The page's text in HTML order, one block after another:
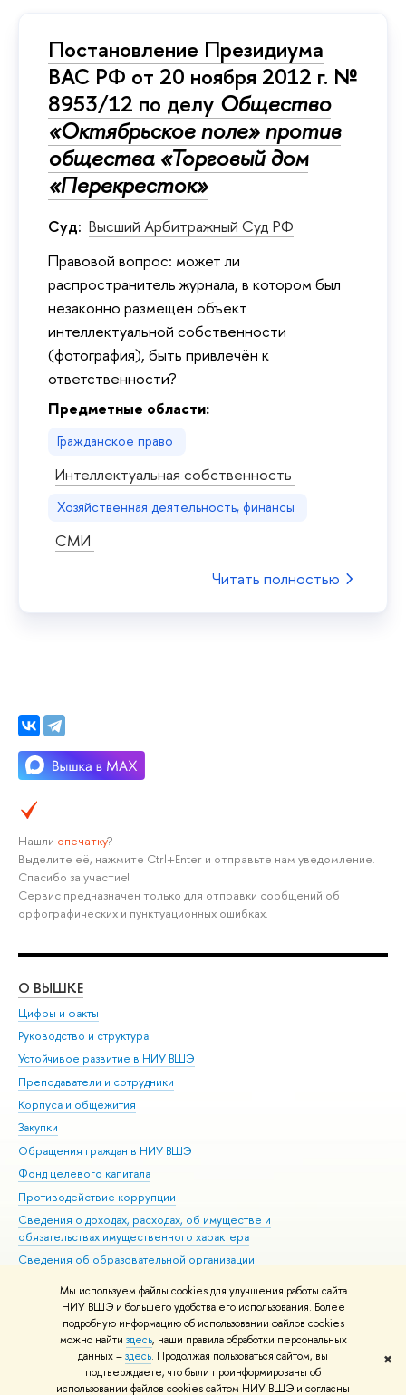
Мы используем файлы cookies для улучшения работы сайта
НИУ ВШЭ и большего удобства его использования. Более
подробную информацию об использовании файлов cookies
можно найти здесь, наши правила обработки персональных
данных –здесь. Продолжая пользоваться сайтом, вы
подтверждаете, что были проинформированы об
использовании файлов cookies сайтом НИУ ВШЭ и согласны
✖
Постановление Президиума
ВАС РФ от 20 ноября 2012 г. №
8953/12 по делу Общество
«Октябрьское поле» против
общества «Торговый дом
«Перекресток»
Суд: Высший Арбитражный Суд РФ
Правовой вопрос: может ли
распространитель журнала, в котором был
незаконно размещён объект
интеллектуальной собственности
(фотография), быть привлечён к
ответственности?
Предметные области:
Гражданское право
Интеллектуальная собственность
Хозяйственная деятельность, финансы
СМИ
Читать полностью
Нашли опечатку?
Выделите её, нажмите Ctrl+Enter и отправьте нам уведомление.
Спасибо за участие!
Сервис предназначен только для отправки сообщений об
орфографических и пунктуационных ошибках.
О ВЫШКЕ
Цифры и факты
Руководство и структура
Устойчивое развитие в НИУ ВШЭ
Преподаватели и сотрудники
Корпуса и общежития
Закупки
Обращения граждан в НИУ ВШЭ
Фонд целевого капитала
Противодействие коррупции
Сведения о доходах, расходах, об имуществе и
обязательствах имущественного характера
Сведения об образовательной организации
Людям с ограниченными возможностями здоровья
Единая платежная страница
Работа в Вышке
© НИУ ВШЭ 1993–2026 Адреса и контакты Условия использования